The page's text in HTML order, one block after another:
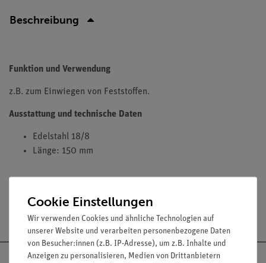
Beschreibung
Funktion und Verwendung
z.B. zum Einwiegen von Feststoffen.
Ausstattung und technische Daten
Edelstahl 18/8
Länge: 150 mm
Versandkostenfrei ab 300,- €
Cookie Einstellungen
Wir verwenden Cookies und ähnliche Technologien auf
unserer Website und verarbeiten personenbezogene Daten
von Besucher:innen (z.B. IP-Adresse), um z.B. Inhalte und
Anzeigen zu personalisieren, Medien von Drittanbietern